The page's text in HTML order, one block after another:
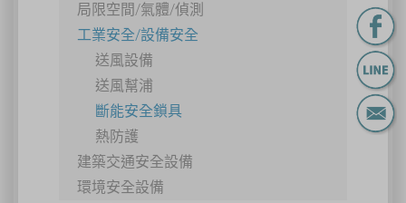
局限空間/氣體/偵測
工業安全/設備安全
送風設備
送風幫浦
斷能安全鎖具
熱防護
建築交通安全設備
環境安全設備